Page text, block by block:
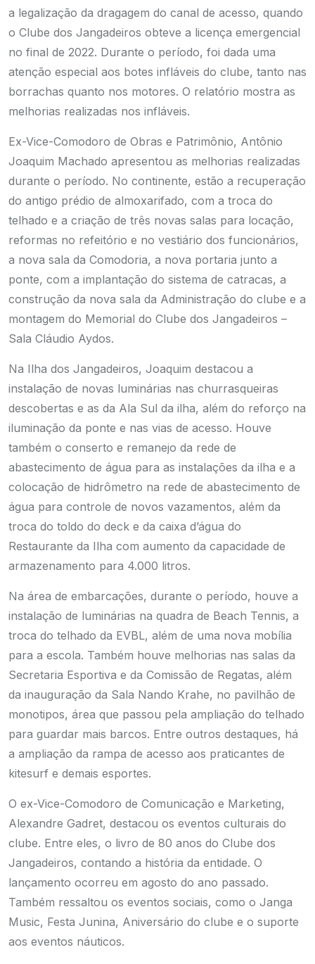
a legalização da dragagem do canal de acesso, quando
o Clube dos Jangadeiros obteve a licença emergencial
no final de 2022. Durante o período, foi dada uma
atenção especial aos botes infláveis do clube, tanto nas
borrachas quanto nos motores. O relatório mostra as
melhorias realizadas nos infláveis.
Ex-Vice-Comodoro de Obras e Patrimônio, Antônio
Joaquim Machado apresentou as melhorias realizadas
durante o período. No continente, estão a recuperação
do antigo prédio de almoxarifado, com a troca do
telhado e a criação de três novas salas para locação,
reformas no refeitório e no vestiário dos funcionários,
a nova sala da Comodoria, a nova portaria junto a
ponte, com a implantação do sistema de catracas, a
construção da nova sala da Administração do clube e a
montagem do Memorial do Clube dos Jangadeiros –
Sala Cláudio Aydos.
Na Ilha dos Jangadeiros, Joaquim destacou a
instalação de novas luminárias nas churrasqueiras
descobertas e as da Ala Sul da ilha, além do reforço na
iluminação da ponte e nas vias de acesso. Houve
também o conserto e remanejo da rede de
abastecimento de água para as instalações da ilha e a
colocação de hidrômetro na rede de abastecimento de
água para controle de novos vazamentos, além da
troca do toldo do deck e da caixa d’água do
Restaurante da Ilha com aumento da capacidade de
armazenamento para 4.000 litros.
Na área de embarcações, durante o período, houve a
instalação de luminárias na quadra de Beach Tennis, a
troca do telhado da EVBL, além de uma nova mobília
para a escola. Também houve melhorias nas salas da
Secretaria Esportiva e da Comissão de Regatas, além
da inauguração da Sala Nando Krahe, no pavilhão de
monotipos, área que passou pela ampliação do telhado
para guardar mais barcos. Entre outros destaques, há
a ampliação da rampa de acesso aos praticantes de
kitesurf e demais esportes.
O ex-Vice-Comodoro de Comunicação e Marketing,
Alexandre Gadret, destacou os eventos culturais do
clube. Entre eles, o livro de 80 anos do Clube dos
Jangadeiros, contando a história da entidade. O
lançamento ocorreu em agosto do ano passado.
Também ressaltou os eventos sociais, como o Janga
Music, Festa Junina, Aniversário do clube e o suporte
aos eventos náuticos.